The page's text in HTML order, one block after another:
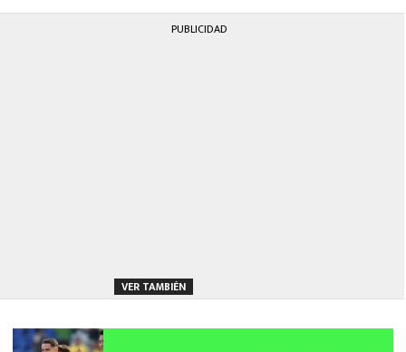
PUBLICIDAD
VER TAMBIÉN